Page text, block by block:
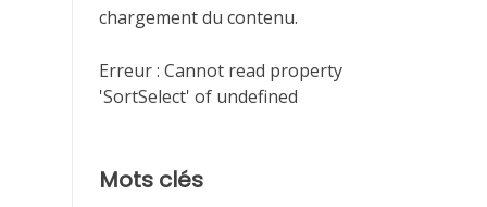
chargement du contenu.
Erreur : Cannot read property
'SortSelect' of undefined
Mots clés